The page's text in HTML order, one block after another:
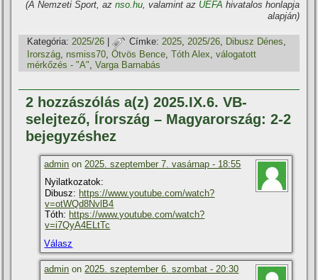
(A Nemzeti Sport, az nso.hu, valamint az UEFA hivatalos honlapja
alapján)
Kategória: 2025/26 | Címke: 2025,2025/26, Dibusz Dénes,
Irország nsmiss70 ,Ötvös Bence ,Tóth Alex ,válogatott
mérkőzés - "A" ,Varga Barnabás
2 hozzászólás a(z) 2025.IX.6. VB-
selejtező, Írország – Magyarország: 2-2
bejegyzéshez
admin on 2025. szeptember 7. vasárnap - 18:55
Nyilatkozatok:
Dibusz: https://www.youtube.com/watch?
v=otWQd8NvlB4
Tóth: https://www.youtube.com/watch?
v=i7QyA4ELtTc
Válasz
admin on 2025. szeptember 6. szombat - 20:30